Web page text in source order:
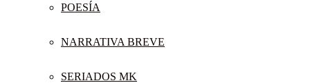
POESÍA
NARRATIVA BREVE
SERIADOS MK